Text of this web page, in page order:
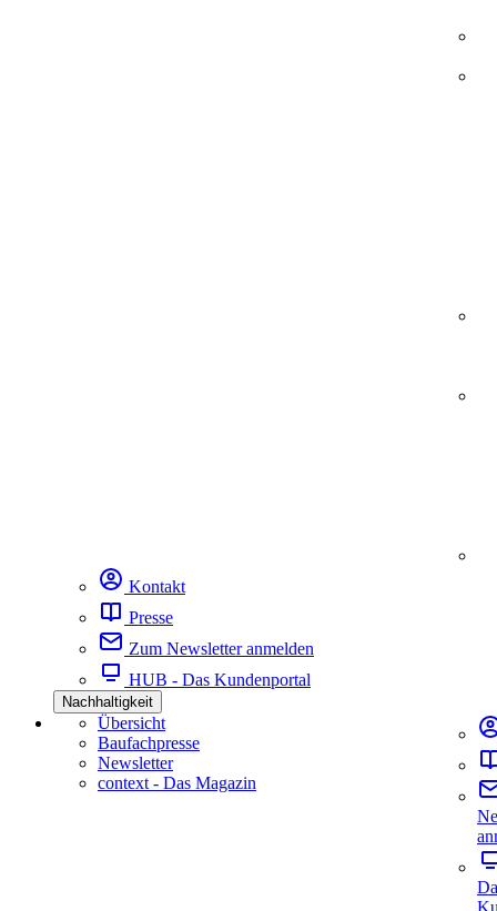
Kontakt
Presse
Zum Newsletter anmelden
HUB - Das Kundenportal
Nachhaltigkeit
Übersicht
Baufachpresse
Newsletter
context - Das Magazin